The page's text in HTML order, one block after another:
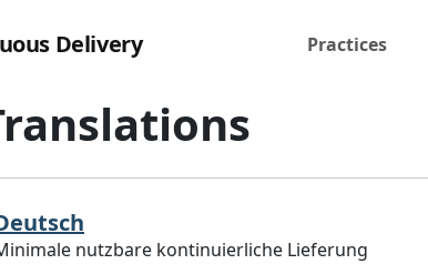
Delivery Practices
nutzbare kontinuierliche Lieferung